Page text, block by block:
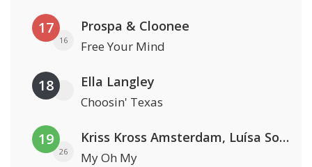
17
16
Prospa & Cloonee
Free Your Mind
18 Ella Langley
Choosin' Texas
19
26
Kriss Kross Amsterdam, Luísa Sonza & Willy William
My Oh My